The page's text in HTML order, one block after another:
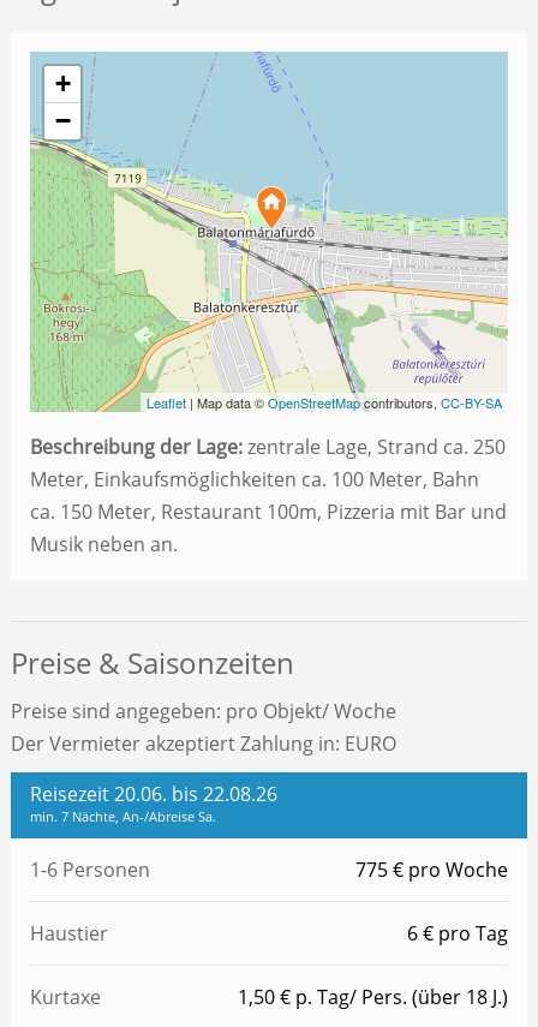
+
−
Leaflet | Map data ©OpenStreetMapcontributors,CC-BY-SA
Beschreibung der Lage:zentrale Lage, Strand ca. 250
Meter, Einkaufsmöglichkeiten ca. 100 Meter, Bahn
ca. 150 Meter, Restaurant 100m, Pizzeria mit Bar und
Musik neben an.
Preise & Saisonzeiten
Preise sind angegeben: pro Objekt/ Woche
Der Vermieter akzeptiert Zahlung in: EURO
Reisezeit 20.06. bis 22.08.26
min. 7 Nächte, An-/Abreise Sa.
1-6 Personen 775 € pro Woche
Haustier 6 € pro Tag
Kurtaxe 1,50 € p. Tag/ Pers. (über 18 J.)